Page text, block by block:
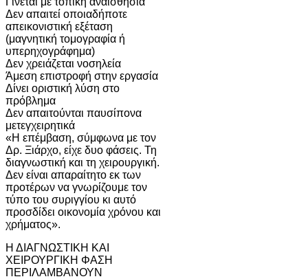
Δεν απαιτεί οποιαδήποτε
απεικονιστική εξέταση
(μαγνητική τομογραφία ή
υπερηχογράφημα)
Δεν χρειάζεται νοσηλεία
Άμεση επιστροφή στην εργασία
Δίνει οριστική λύση στο
πρόβλημα
Δεν απαιτούνται παυσίπονα
μετεγχειρητικά
«Η επέμβαση, σύμφωνα με τον
Δρ. Ξιάρχο, είχε δυο φάσεις. Τη
διαγνωστική και τη χειρουργική.
Δεν είναι απαραίτητο εκ των
προτέρων να γνωρίζουμε τον
τύπο του συριγγίου κι αυτό
προσδίδει οικονομία χρόνου και
χρήματος».
Η ΔΙΑΓΝΩΣΤΙΚΗ ΚΑΙ
ΧΕΙΡΟΥΡΓΙΚΗ ΦΑΣΗ
ΠΕΡΙΛΑΜΒΑΝΟΥΝ